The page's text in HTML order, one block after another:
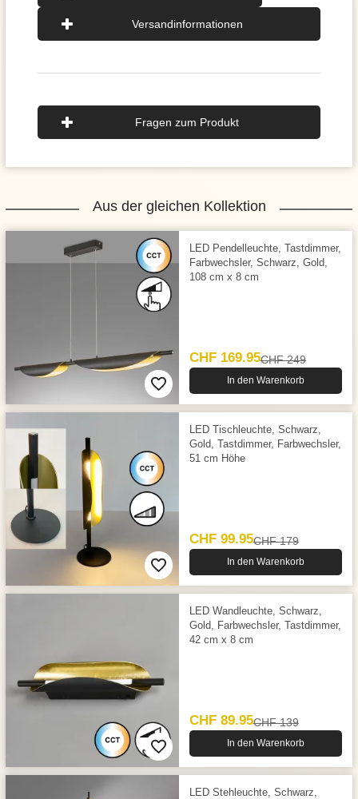
Versandinformationen
Fragen zum Produkt
Aus der gleichen Kollektion
LED Pendelleuchte, Tastdimmer,
Farbwechsler, Schwarz, Gold,
108 cm x 8 cm
CHF 169.95CHF 249
In den Warenkorb
LED Tischleuchte, Schwarz,
Gold, Tastdimmer, Farbwechsler,
51 cm Höhe
CHF 99.95CHF 179
In den Warenkorb
LED Wandleuchte, Schwarz,
Gold, Farbwechsler, Tastdimmer,
42 cm x 8 cm
CHF 89.95CHF 139
In den Warenkorb
LED Stehleuchte, Schwarz,